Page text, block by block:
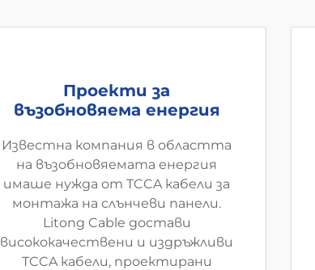
Проекти за
възобновяема енергия
Известна компания в областта
на възобновяемата енергия
имаше нужда от TCCA кабели за
монтажа на слънчеви панели.
Litong Cable достави
висококачествени и издръжливи
TCCA кабели, проектирани